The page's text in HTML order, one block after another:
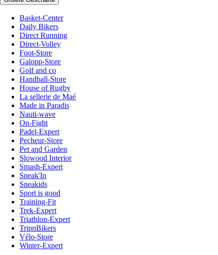
Basket-Center
Daily Bikers
Direct Running
Direct-Volley
Foot-Store
Galopp-Store
Golf and co
Handball-Store
House of Rugby
La sellerie de Maé
Made in Paradis
Nauti-wave
On-Fight
Padel-Expert
Pecheur-Store
Pet and Garden
Slowood Interior
Smash-Expert
Sneak'In
Sneakids
Sport is good
Training-Fit
Trek-Expert
Triathlon-Expert
TripnBikers
Vélo-Store
Winter-Expert